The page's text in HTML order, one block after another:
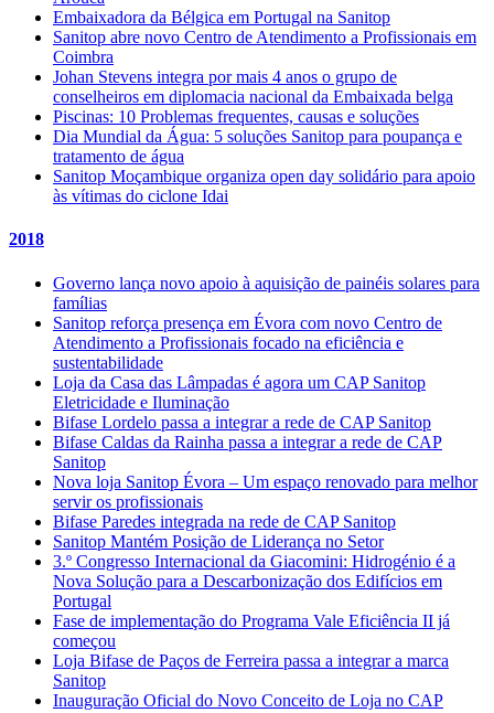
Embaixadora da Bélgica em Portugal na Sanitop
Sanitop abre novo Centro de Atendimento a Profissionais em
Coimbra
Johan Stevens integra por mais 4 anos o grupo de
conselheiros em diplomacia nacional da Embaixada belga
Piscinas: 10 Problemas frequentes, causas e soluções
Dia Mundial da Água: 5 soluções Sanitop para poupança e
tratamento de água
Sanitop Moçambique organiza open day solidário para apoio
às vítimas do ciclone Idai
2018
Governo lança novo apoio à aquisição de painéis solares para
famílias
Sanitop reforça presença em Évora com novo Centro de
Atendimento a Profissionais focado na eficiência e
sustentabilidade
Loja da Casa das Lâmpadas é agora um CAP Sanitop
Eletricidade e Iluminação
Bifase Lordelo passa a integrar a rede de CAP Sanitop
Bifase Caldas da Rainha passa a integrar a rede de CAP
Sanitop
Nova loja Sanitop Évora – Um espaço renovado para melhor
servir os profissionais
Bifase Paredes integrada na rede de CAP Sanitop
Sanitop Mantém Posição de Liderança no Setor
3.º Congresso Internacional da Giacomini: Hidrogénio é a
Nova Solução para a Descarbonização dos Edifícios em
Portugal
Fase de implementação do Programa Vale Eficiência II já
começou
Loja Bifase de Paços de Ferreira passa a integrar a marca
Sanitop
Inauguração Oficial do Novo Conceito de Loja no CAP